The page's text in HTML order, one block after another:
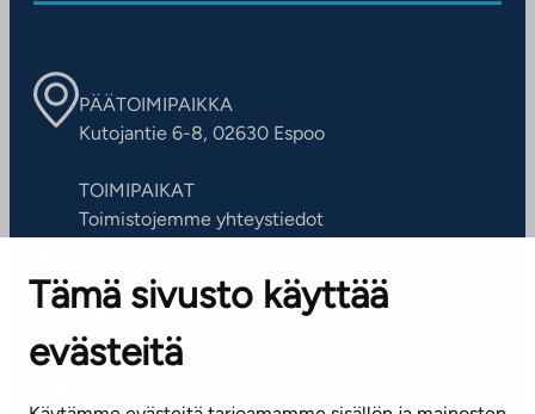
Tämä sivusto käyttää
evästeitä
PÄÄTOIMIPAIKKA
Kutojantie 6-8, 02630 Espoo
TOIMIPAIKAT
Toimistojemme yhteystiedot
ASIAKASPALVELUKESKUS
Puh. 045 7734 3777
(arkisin klo 8-16)